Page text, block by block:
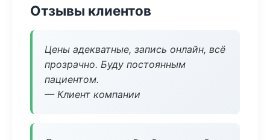
Отзывы клиентов
Цены адекватные, запись онлайн, всё
прозрачно. Буду постоянным
пациентом.
— Клиент компании